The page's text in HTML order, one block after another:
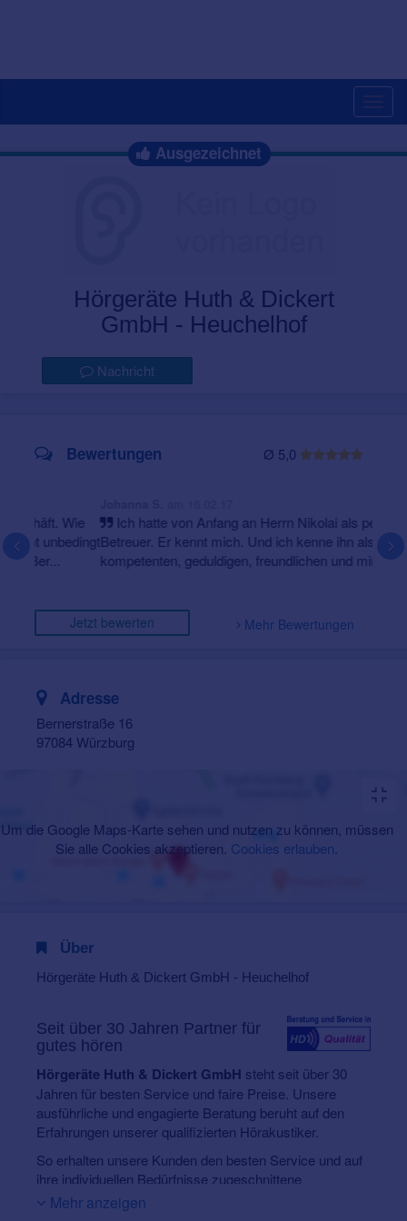
Ausgezeichnet
Hörgeräte Huth & Dickert
GmbH - Heuchelhof
Nachricht
Ø 5,0
Bewertungen
Ich hatte von Anfang an Herrn Nikolai als persönlichen
Betreuer. Er kennt mich. Und ich kenne ihn als
kompetenten, geduldigen, freundlichen und mir
Jetzt bewerten Mehr Bewertungen
Adresse
Bernerstraße 16
97084 Würzburg
Um die Google Maps-Karte sehen und nutzen zu können, müssen
Sie alle Cookies akzeptieren. Cookies erlauben
Über
Hörgeräte Huth & Dickert GmbH - Heuchelhof
Seit über 30 Jahren Partner für
gutes hören
Hörgeräte Huth & Dickert GmbH steht seit über 30
Jahren für besten Service und faire Preise. Unsere
ausführliche und engagierte Beratung beruht auf den
Erfahrungen unserer qualifizierten Hörakustiker.
So erhalten unsere Kunden den besten Service und auf
ihre individuellen Bedürfnisse zugeschnittene
Hörsysteme. Wir kümmern uns mit viel
Mehr anzeigen